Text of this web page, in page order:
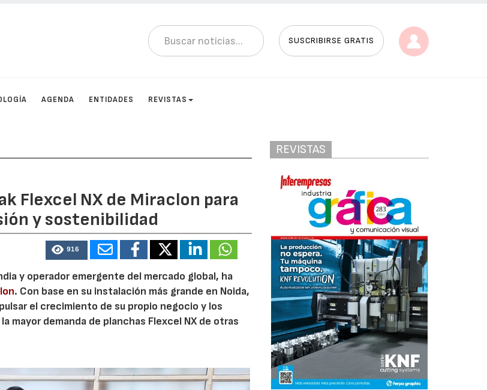
SUSCRIBIRSE GRATIS
AGENDA ENTIDADES REVISTAS
Flexcel NX de Miraclon para
y sostenibilidad
916
y operador emergente del mercado global, ha
. Con base en su instalación más grande en Noida,
el crecimiento de su propio negocio y los
mayor demanda de planchas Flexcel NX de otras
REVISTAS